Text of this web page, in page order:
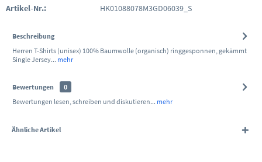
Artikel-Nr.: HK01088078M3GD06039_S
Beschreibung
Herren T-Shirts (unisex) 100% Baumwolle (organisch) ringgesponnen, gekämmt
Single Jersey... mehr
Bewertungen
0
Bewertungen lesen, schreiben und diskutieren... mehr
Ähnliche Artikel